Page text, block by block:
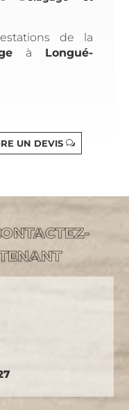
de la
à Longué-
UN DEVIS